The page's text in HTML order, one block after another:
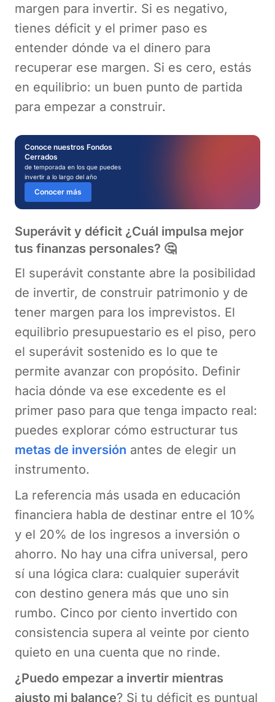
margen para invertir. Si es negativo,
tienes déficit y el primer paso es
entender dónde va el dinero para
recuperar ese margen. Si es cero, estás
en equilibrio: un buen punto de partida
para empezar a construir.
Conoce nuestros Fondos
Cerrados
de temporada en los que puedes
invertir a lo largo del año
Conocer más
Superávit y déficit ¿Cuál impulsa mejor
tus finanzas personales? 🤔
El superávit constante abre la posibilidad
de invertir, de construir patrimonio y de
tener margen para los imprevistos. El
equilibrio presupuestario es el piso, pero
el superávit sostenido es lo que te
permite avanzar con propósito. Definir
hacia dónde va ese excedente es el
primer paso para que tenga impacto real:
puedes explorar cómo estructurar tus
metas de inversión antes de elegir un
instrumento.
La referencia más usada en educación
financiera habla de destinar entre el 10%
y el 20% de los ingresos a inversión o
ahorro. No hay una cifra universal, pero
sí una lógica clara: cualquier superávit
con destino genera más que uno sin
rumbo. Cinco por ciento invertido con
consistencia supera al veinte por ciento
quieto en una cuenta que no rinde.
¿Puedo empezar a invertir mientras
ajusto mi balance? Si tu déficit es puntual